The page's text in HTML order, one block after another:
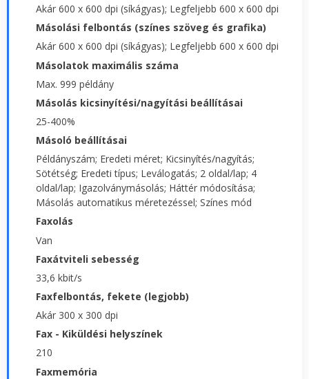
Akár 600 x 600 dpi (síkágyas); Legfeljebb 600 x 600 dpi
Másolási felbontás (színes szöveg és grafika)
Akár 600 x 600 dpi (síkágyas); Legfeljebb 600 x 600 dpi
Másolatok maximális száma
Max. 999 példány
Másolás kicsinyítési/nagyítási beállításai
25-400%
Másoló beállításai
Példányszám; Eredeti méret; Kicsinyítés/nagyítás;
Sötétség; Eredeti típus; Leválogatás; 2 oldal/lap; 4
oldal/lap; Igazolványmásolás; Háttér módosítása;
Másolás automatikus méretezéssel; Színes mód
Faxolás
Van
Faxátviteli sebesség
33,6 kbit/s
Faxfelbontás, fekete (legjobb)
Akár 300 x 300 dpi
Fax - Kiküldési helyszínek
210
Faxmemória